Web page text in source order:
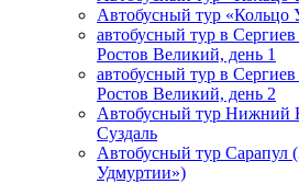
Автобусный тур «Кольцо
автобусный тур в
Ростов Великий, день 1
автобусный тур в
Ростов Великий, день 2
Автобусный тур Нижний
Суздаль
Автобусный тур Сарапул
Удмуртии»)